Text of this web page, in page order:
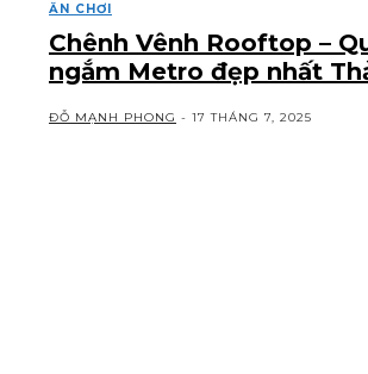
ĂN CHƠI
Chênh Vênh Rooftop –
ngắm Metro đẹp nhất
ĐỖ MẠNH PHONG - 17 THÁNG 7, 2025